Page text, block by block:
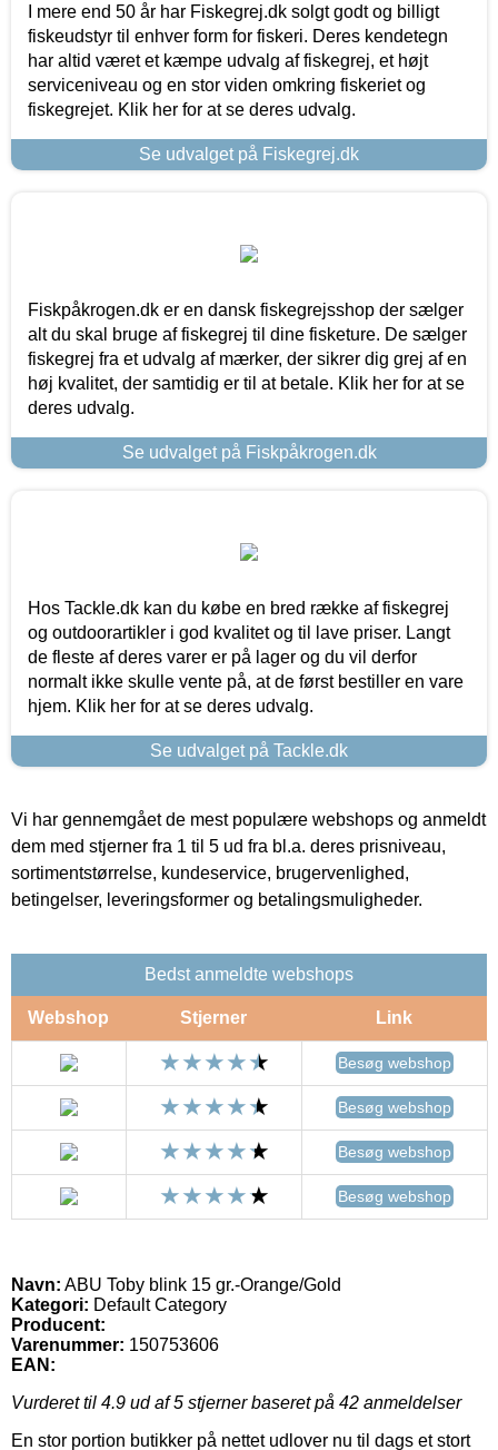
I mere end 50 år har Fiskegrej.dk solgt godt og billigt
fiskeudstyr til enhver form for fiskeri. Deres kendetegn
har altid været et kæmpe udvalg af fiskegrej, et højt
serviceniveau og en stor viden omkring fiskeriet og
fiskegrejet. Klik her for at se deres udvalg.
Se udvalget på Fiskegrej.dk
Fiskpåkrogen.dk er en dansk fiskegrejsshop der sælger
alt du skal bruge af fiskegrej til dine fisketure. De sælger
fiskegrej fra et udvalg af mærker, der sikrer dig grej af en
høj kvalitet, der samtidig er til at betale. Klik her for at se
deres udvalg.
Se udvalget på Fiskpåkrogen.dk
Hos Tackle.dk kan du købe en bred række af fiskegrej
og outdoorartikler i god kvalitet og til lave priser. Langt
de fleste af deres varer er på lager og du vil derfor
normalt ikke skulle vente på, at de først bestiller en vare
hjem. Klik her for at se deres udvalg.
Se udvalget på Tackle.dk
Vi har gennemgået de mest populære webshops og anmeldt
dem med stjerner fra 1 til 5 ud fra bl.a. deres prisniveau,
sortimentstørrelse, kundeservice, brugervenlighed,
betingelser, leveringsformer og betalingsmuligheder.
Bedst anmeldte webshops
Webshop Stjerner Link
Besøg webshop
Besøg webshop
Besøg webshop
Besøg webshop
Navn: ABU Toby blink 15 gr.-Orange/Gold
Kategori: Default Category
Producent:
Varenummer: 150753606
EAN:
Vurderet til 4.9 ud af 5 stjerner baseret på 42 anmeldelser
En stor portion butikker på nettet udlover nu til dags et stort